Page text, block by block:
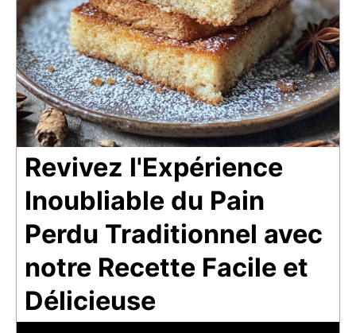
Revivez l'Expérience
Inoubliable du Pain
Perdu Traditionnel avec
notre Recette Facile et
Délicieuse